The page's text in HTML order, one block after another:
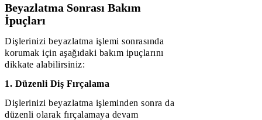
Beyazlatma Sonrası Bakım
İpuçları
Dişlerinizi beyazlatma işlemi sonrasında
korumak için aşağıdaki bakım ipuçlarını
dikkate alabilirsiniz:
1. Düzenli Diş Fırçalama
Dişlerinizi beyazlatma işleminden sonra da
düzenli olarak fırçalamaya devam